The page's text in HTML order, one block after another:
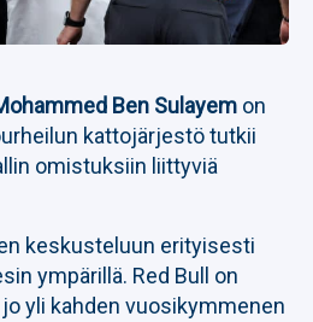
Ben Sulayem on
kattojärjestö tutkii
omistuksiin liittyviä
keskusteluun erityisesti
ympärillä. Red Bull on
yli kahden vuosikymmenen